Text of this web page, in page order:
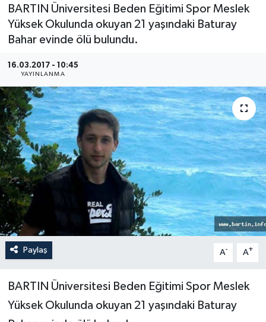
BARTIN Üniversitesi Beden Eğitimi Spor Meslek
Yüksek Okulunda okuyan 21 yaşındaki Baturay
Bahar evinde ölü bulundu.
16.03.2017 - 10:45
YAYINLANMA
Paylaş A- A+
BARTIN Üniversitesi Beden Eğitimi Spor Meslek
Yüksek Okulunda okuyan 21 yaşındaki Baturay
Medya
Sivil Toplum
Siyaset
Spor
Tarım
Turizm
Yerel Yönetimler